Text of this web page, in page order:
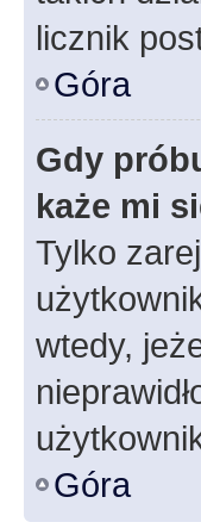
licznik
Góra
Gdy
każe mi
Tylko
wtedy,
Góra